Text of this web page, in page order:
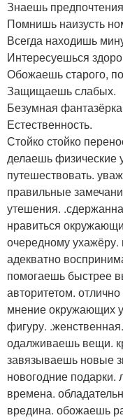
Знаешь
Помнишь наизусть
Всегда находишь
Интересуешься
Обожаешь старого,
Защищаешь слабых.
Безумная
Естественность.
Стойко стойко
делаешь
путешествовать.
правильные
утешения.
нравиться
очередному
адекватно
помогаешь быстрее
авторитетом.
мнение окружающих
фигуру.
одалживаешь вещи.
завязываешь новые
новогодние
времена.
вредина. обожаешь